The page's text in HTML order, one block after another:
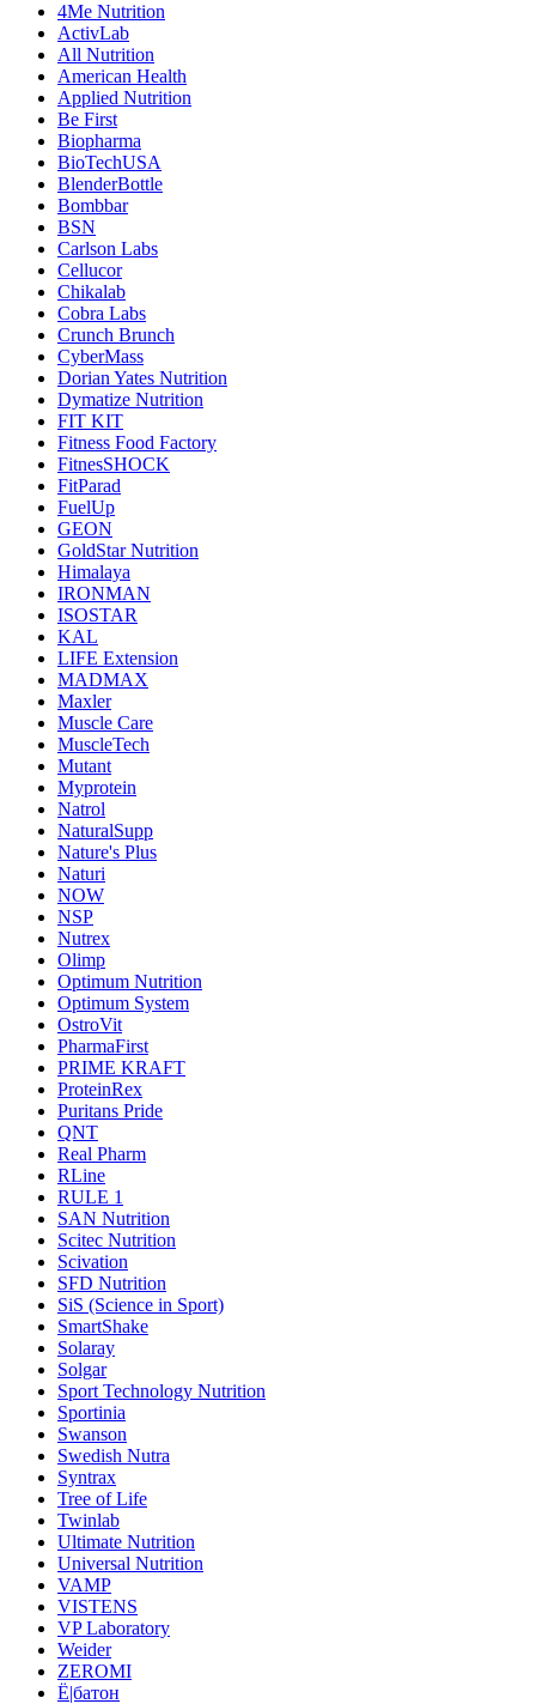
4Me Nutrition
ActivLab
All Nutrition
American Health
Applied Nutrition
Be First
Biopharma
BioTechUSA
BlenderBottle
Bombbar
BSN
Carlson Labs
Cellucor
Chikalab
Cobra Labs
Crunch Brunch
CyberMass
Dorian Yates Nutrition
Dymatize Nutrition
FIT KIT
Fitness Food Factory
FitnesSHOCK
FitParad
FuelUp
GEON
GoldStar Nutrition
Himalaya
IRONMAN
ISOSTAR
KAL
LIFE Extension
MADMAX
Maxler
Muscle Care
MuscleTech
Mutant
Myprotein
Natrol
NaturalSupp
Nature's Plus
Naturi
NOW
NSP
Nutrex
Olimp
Optimum Nutrition
Optimum System
OstroVit
PharmaFirst
PRIME KRAFT
ProteinRex
Puritans Pride
QNT
Real Pharm
RLine
RULE 1
SAN Nutrition
Scitec Nutrition
Scivation
SFD Nutrition
SiS (Science in Sport)
SmartShake
Solaray
Solgar
Sport Technology Nutrition
Sportinia
Swanson
Swedish Nutra
Syntrax
Tree of Life
Twinlab
Ultimate Nutrition
Universal Nutrition
VAMP
VISTENS
VP Laboratory
Weider
ZEROMI
Ё|батон